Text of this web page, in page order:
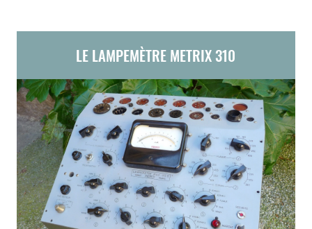
LE LAMPEMÈTRE METRIX 310